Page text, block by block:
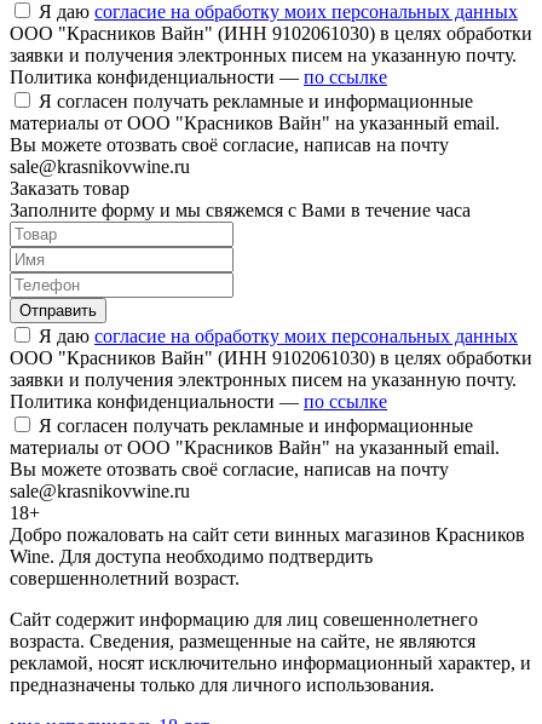
Я даю согласие на обработку моих персональных данных
ООО "Красников Вайн" (ИНН 9102061030) в целях обработки
заявки и получения электронных писем на указанную почту.
Политика конфиденциальности — по ссылке
Я согласен получать рекламные и информационные
материалы от ООО "Красников Вайн" на указанный email.
Вы можете отозвать своё согласие, написав на почту
sale@krasnikovwine.ru
Заказать товар
Заполните форму и мы свяжемся с Вами в течение часа
Отправить
Я даю согласие на обработку моих персональных данных
ООО "Красников Вайн" (ИНН 9102061030) в целях обработки
заявки и получения электронных писем на указанную почту.
Политика конфиденциальности — по ссылке
Я согласен получать рекламные и информационные
материалы от ООО "Красников Вайн" на указанный email.
Вы можете отозвать своё согласие, написав на почту
sale@krasnikovwine.ru
18+
Добро пожаловать на сайт сети винных магазинов Красников
Wine. Для доступа необходимо подтвердить
совершеннолетний возраст.
Сайт содержит информацию для лиц совешеннолетнего
возраста. Сведения, размещенные на сайте, не являются
рекламой, носят исключительно информационный характер, и
предназначены только для личного использования.